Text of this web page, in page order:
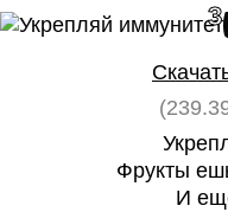
3
Фрукты
И